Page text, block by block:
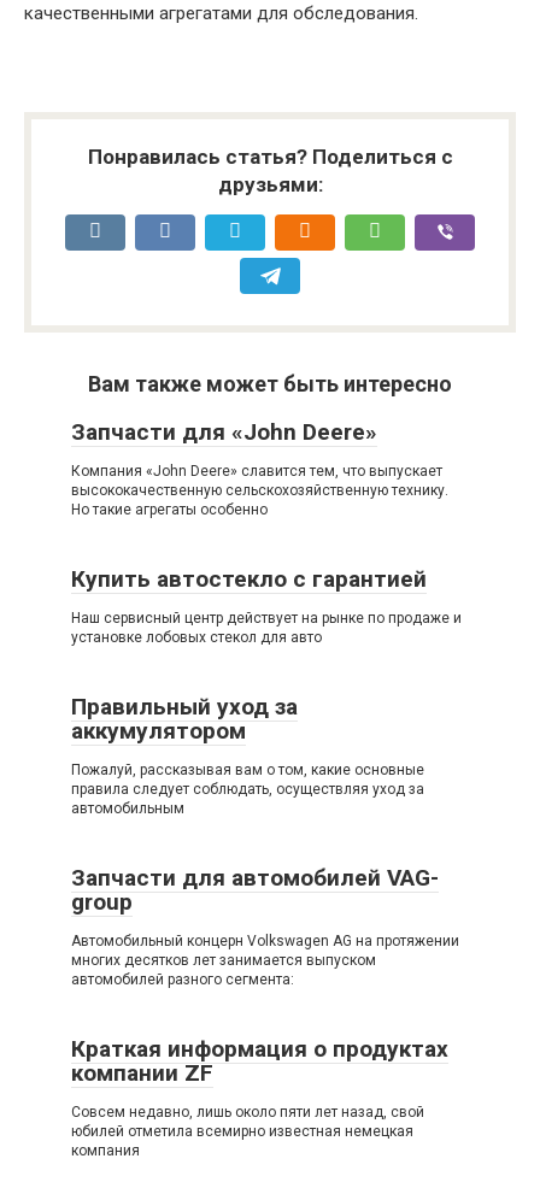
качественными агрегатами для обследования.
Понравилась статья? Поделиться с
друзьями:
Вам также может быть интересно
Запчасти для «John Deere»
Компания «John Deere» славится тем, что выпускает
высококачественную сельскохозяйственную технику.
Но такие агрегаты особенно
Купить автостекло с гарантией
Наш сервисный центр действует на рынке по продаже и
установке лобовых стекол для авто
Правильный уход за
аккумулятором
Пожалуй, рассказывая вам о том, какие основные
правила следует соблюдать, осуществляя уход за
автомобильным
Запчасти для автомобилей VAG-
group
Автомобильный концерн Volkswagen AG на протяжении
многих десятков лет занимается выпуском
автомобилей разного сегмента:
Краткая информация о продуктах
компании ZF
Совсем недавно, лишь около пяти лет назад, свой
юбилей отметила всемирно известная немецкая
компания